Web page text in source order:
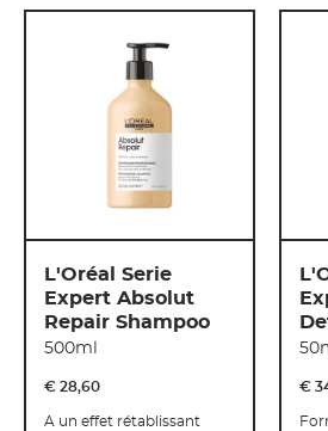
L'Oréal Serie
Expert Absolut
Repair Shampoo
500ml
€ 28,60
A un effet rétablissant
€